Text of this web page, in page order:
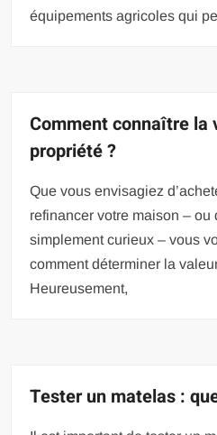
équipements agricoles qui
Comment connaître la
propriété ?
Que vous envisagiez
refinancer votre maison – ou
simplement curieux – vous
comment déterminer la
Heureusement,
Tester un matelas :